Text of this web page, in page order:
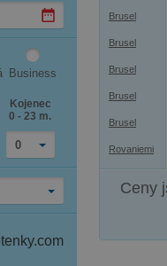
Business
Kojenec
0 - 23 m.
0
Brusel
Brusel
Brusel
Brusel
Brusel
Rovaniemi
Ceny